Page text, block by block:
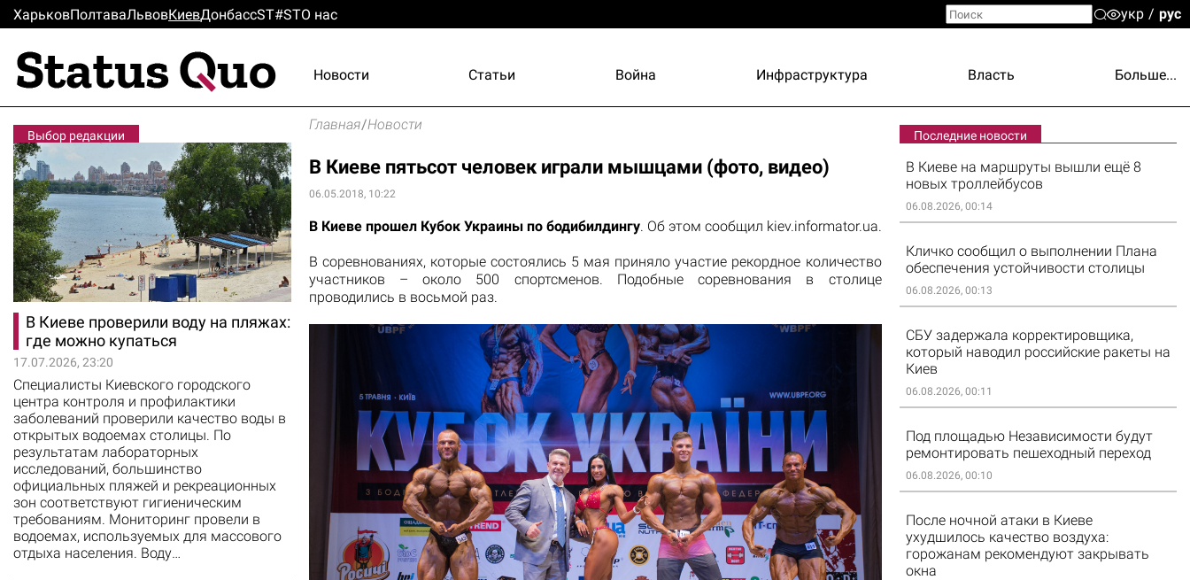
ХарьковПолтаваЛьвовКиевДонбассST#STО нас укр рус
Новости Статьи Война Инфраструктура Власть Больше...
Выбор редакции
В Киеве проверили воду на пляжах:
где можно купаться
17.07.2026, 23:20
Специалисты Киевского городского
центра контроля и профилактики
заболеваний проверили качество воды в
открытых водоемах столицы. По
результатам лабораторных
исследований, большинство
официальных пляжей и рекреационных
зон соответствуют гигиеническим
требованиям. Мониторинг провели в
водоемах, используемых для массового
отдыха населения. Воду…
Главная/Новости
В Киеве пятьсот человек играли мышцами (фото, видео)
06.05.2018, 10:22
В Киеве прошел Кубок Украины по бодибилдингу. Об этом сообщил kiev.informator.ua.
В соревнованиях, которые состоялись 5 мая приняло участие рекордное количество
участников – около 500 спортсменов. Подобные соревнования в столице
проводились в восьмой раз.
Последние новости
В Киеве на маршруты вышли ещё 8
новых троллейбусов
06.08.2026, 00:14
Кличко сообщил о выполнении Плана
обеспечения устойчивости столицы
06.08.2026, 00:13
СБУ задержала корректировщика,
который наводил российские ракеты на
Киев
06.08.2026, 00:11
Под площадью Независимости будут
ремонтировать пешеходный переход
06.08.2026, 00:10
После ночной атаки в Киеве
ухудшилось качество воздуха:
горожанам рекомендуют закрывать
окна